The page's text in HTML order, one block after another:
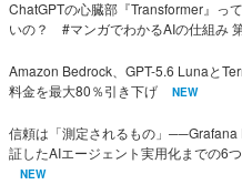
ChatGPTの心臓部『Transformer』っ
いの？ #マンガでわかるAIの仕組み
Amazon Bedrock、GPT-5.6 Lunaと
料金を最大80％引き下げ
NEW
信頼は「測定されるもの」──Grafana
証したAIエージェント実用化までの6
NEW